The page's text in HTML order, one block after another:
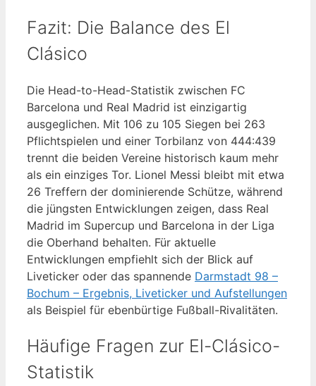
Fazit: Die Balance des El
Clásico
Die Head-to-Head-Statistik zwischen FC
Barcelona und Real Madrid ist einzigartig
ausgeglichen. Mit 106 zu 105 Siegen bei 263
Pflichtspielen und einer Torbilanz von 444:439
trennt die beiden Vereine historisch kaum mehr
als ein einziges Tor. Lionel Messi bleibt mit etwa
26 Treffern der dominierende Schütze, während
die jüngsten Entwicklungen zeigen, dass Real
Madrid im Supercup und Barcelona in der Liga
die Oberhand behalten. Für aktuelle
Entwicklungen empfiehlt sich der Blick auf
Liveticker oder das spannende Darmstadt 98 –
Bochum – Ergebnis, Liveticker und Aufstellungen
als Beispiel für ebenbürtige Fußball-Rivalitäten.
Häufige Fragen zur El-Clásico-
Statistik